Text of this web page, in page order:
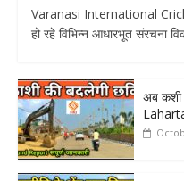
Varanasi International
हो रहे विभिन्न आधारभूत संरचना
अब कशी